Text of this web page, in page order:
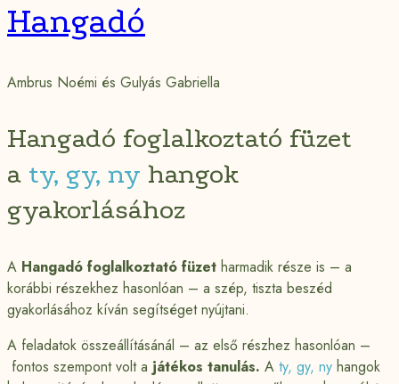
Hangadó
Ambrus Noémi és Gulyás Gabriella
Hangadó foglalkoztató füzet
a ty, gy, ny hangok
gyakorlásához
A Hangadó foglalkoztató füzet harmadik része is – a
korábbi részekhez hasonlóan – a szép, tiszta beszéd
gyakorlásához kíván segítséget nyújtani.
A feladatok összeállításánál – az első részhez hasonlóan –
fontos szempont volt a játékos tanulás. A ty, gy, ny hangok